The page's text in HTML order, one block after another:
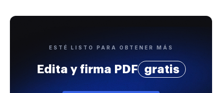
ESTÉ LISTO PARA OBTENER MÁS
Edita y firma PDF gratis